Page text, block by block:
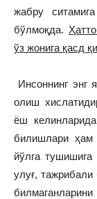
жабру
бўлмоқда.
ўз жонига қасд
Инсоннинг энг
олиш
ёш
билишлари ҳам
йўлга
улуғ,